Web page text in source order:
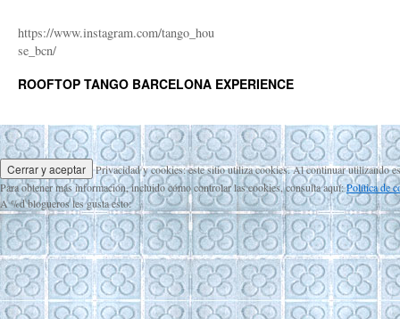
https://www.instagram.com/tango_hou
se_bcn/
ROOFTOP TANGO BARCELONA EXPERIENCE
Privacidad y cookies: este sitio utiliza cookies. Al continuar utilizando
Para obtener más información, incluido cómo controlar las cookies, consulta aquí:Política de
A%dblogueros les gusta esto: